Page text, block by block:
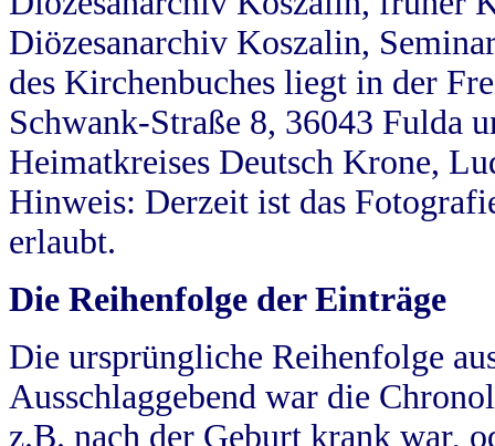
Diözesanarchiv Koszalin,
des Kirchenbuches liegt in der
Schwank-Straße 8, 36043 Fulda
Heimatkreises Deutsch Krone,
Hinweis: Derzeit ist das
erlaubt.
Die Reihenfolge der Einträge
Die ursprüngliche Reihenfolge
Ausschlaggebend war die
z.B. nach der Geburt krank war,